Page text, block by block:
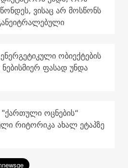
ვისაც არ მოსწონს
ობიექტების
ფასად უნდა
ოცნების“
რიტორიკა ახალ ეტაპზე